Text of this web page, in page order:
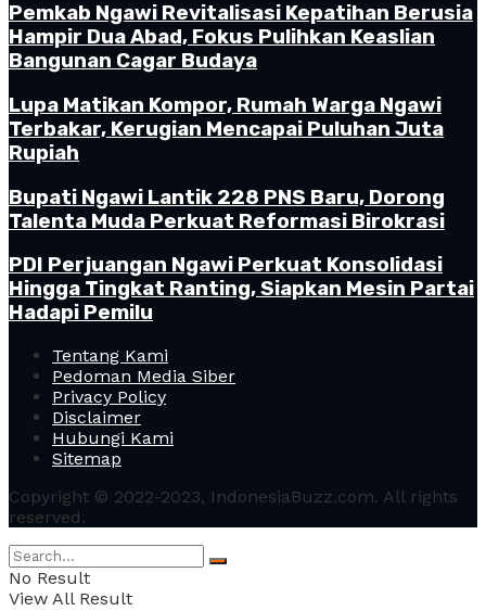
Pemkab Ngawi Revitalisasi Kepatihan Berusia
Hampir Dua Abad, Fokus Pulihkan Keaslian
Bangunan Cagar Budaya
Lupa Matikan Kompor, Rumah Warga Ngawi
Terbakar, Kerugian Mencapai Puluhan Juta
Rupiah
Bupati Ngawi Lantik 228 PNS Baru, Dorong
Talenta Muda Perkuat Reformasi Birokrasi
PDI Perjuangan Ngawi Perkuat Konsolidasi
Hingga Tingkat Ranting, Siapkan Mesin Partai
Hadapi Pemilu
Tentang Kami
Pedoman Media Siber
Privacy Policy
Disclaimer
Hubungi Kami
Sitemap
Copyright © 2022-2023, IndonesiaBuzz.com. All rights
reserved.
No Result
View All Result